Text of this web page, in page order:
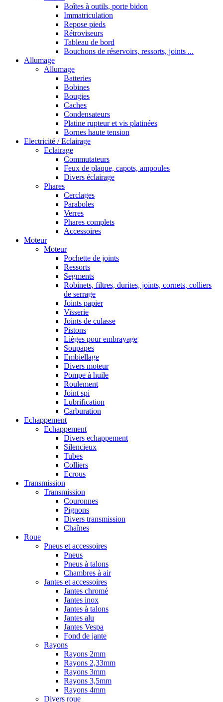
Boîtes à outils, porte bidon
Immatriculation
Repose pieds
Rétroviseurs
Tableau de bord
Bouchons de réservoirs, ressorts, joints ...
Allumage
Allumage
Batteries
Bobines
Bougies
Caches
Condensateurs
Platine rupteur et vis platinées
Bornes haute tension
Electricité / Eclairage
Eclairage
Commutateurs
Feux de plaque, capots, ampoules
Divers éclairage
Phares
Cerclages
Paraboles
Verres
Phares complets
Accessoires
Moteur
Moteur
Pochette de joints
Ressorts
Segments
Robinets, filtres, durites, joints, cornets, colliers
de serrage
Joints papier
Visserie
Joints de culasse
Pistons
Lièges pour embrayage
Soupapes
Embiellage
Divers moteur
Pompe à huile
Roulement
Joint spi
Lubrification
Carburation
Echappement
Echappement
Divers echappement
Silencieux
Tubes
Colliers
Ecrous
Transmission
Transmission
Couronnes
Pignons
Divers transmission
Chaînes
Roue
Pneus et accessoires
Pneus
Pneus à talons
Chambres à air
Jantes et accessoires
Jantes chromé
Jantes inox
Jantes à talons
Jantes alu
Jantes Vespa
Fond de jante
Rayons
Rayons 2mm
Rayons 2,33mm
Rayons 3mm
Rayons 3,5mm
Rayons 4mm
Divers roue